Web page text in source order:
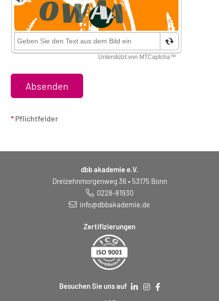
* Pflichtfelder
dbb akademie e.V.
Dreizehnmorgenweg 36 • 53175 Bonn
0228-81930
info@dbbakademie.de
Zertifizierungen
Besuchen Sie uns auf